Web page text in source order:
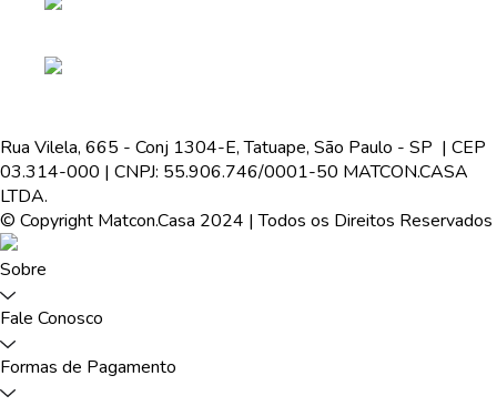
Rua Vilela, 665 - Conj 1304-E, Tatuape, São Paulo - SP | CEP
03.314-000 | CNPJ: 55.906.746/0001-50 MATCON.CASA
LTDA.
© Copyright Matcon.Casa 2024 | Todos os Direitos Reservados
Sobre
Fale Conosco
Formas de Pagamento